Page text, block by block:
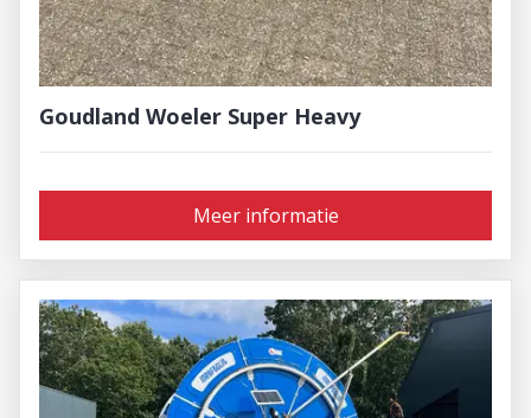
Goudland Woeler Super Heavy
Meer informatie